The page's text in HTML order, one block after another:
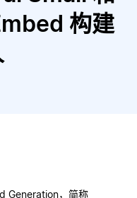
构建
Generation，简称